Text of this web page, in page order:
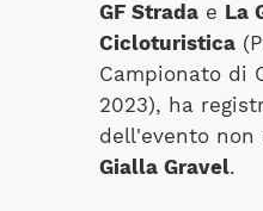
GF Stradae La
Cicloturistica
Campionato di
2023), ha
dell'evento
Gialla Gravel.